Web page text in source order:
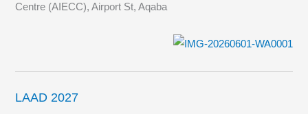
Centre (AIECC), Airport St, Aqaba
LAAD 2027